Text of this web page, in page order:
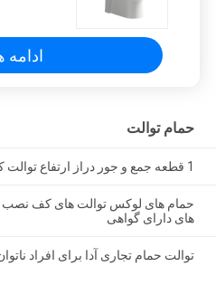
ادامه
حمام توالت
1 قطعه جمع و جور دراز ارتفاع توالت کمد سیفون Wc یکپارچه
های دارای گواهی
توالت حمام تجاری آدا برای افراد